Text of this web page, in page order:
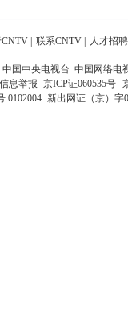
CNTV 联系CNTV 人才招聘
中国中央电视台 中国网络电
息举报 京ICP证060535号
0102004 新出网证（京）